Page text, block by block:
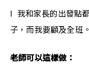
l  我和家長的出發點
子，而我要顧及全班。
老師可以這樣做：